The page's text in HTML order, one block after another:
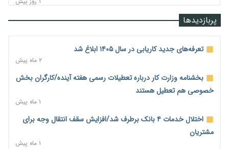
رشد ۷۵ هزار میلیاردی بازار خرید اعتباری؛ فین‌تک‌ها وارد میدان
آغاز اجرای پایلوت «ردا کارت» برای دانشجویان تحصیلات تکمیلی
۱ روز پیش
محدودیت تازه برای شبکه بانکی؛ افزایش سپرده قانونی با هدف
کنترل تورم
۱ روز پیش
پربازدیدها
تعرفه‌های جدید کاریابی در سال ۱۴۰۵ ابلاغ شد
۲ ماه پیش
بخشنامه وزارت کار درباره تعطیلات رسمی هفته آینده/کارگران بخش
خصوصی هم تعطیل هستند
۱ ماه پیش
اختلال خدمات ۴ بانک برطرف شد/افزایش سقف انتقال وجه برای
مشتریان
۱ ماه پیش